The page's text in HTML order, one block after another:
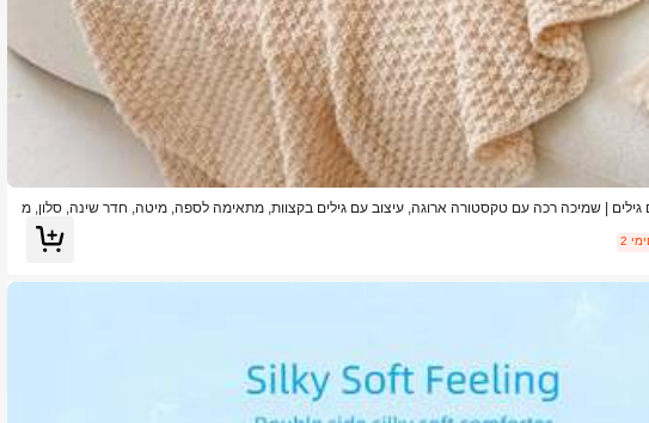
גילים | שמיכה רכה עם טקסטורה ארוגה, עיצוב עם גילים בקצוות, מתאימה לספה, מיטה, חדר שינה, סלון, מ